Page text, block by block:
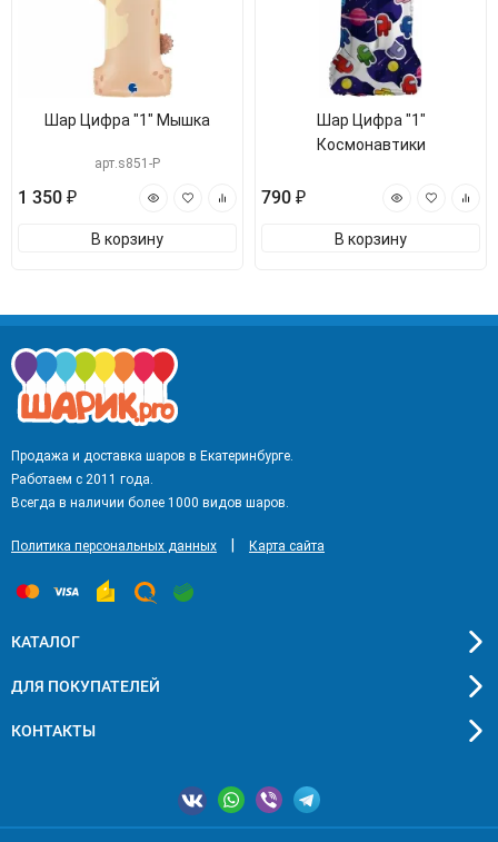
Шар Цифра "1" Мышка
арт.s851-P
1 350 ₽
В корзину
Шар Цифра "1"
Космонавтики
790 ₽
В корзину
Продажа и доставка шаров в Екатеринбурге.
Работаем с 2011 года.
Всегда в наличии более 1000 видов шаров.
Политика персональных данных Карта сайта
КАТАЛОГ
ДЛЯ ПОКУПАТЕЛЕЙ
КОНТАКТЫ